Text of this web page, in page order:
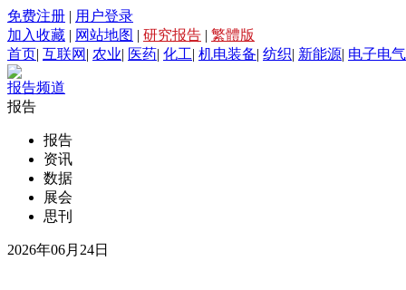
免费注册 | 用户登录
加入收藏 | 网站地图 | 研究报告 | 繁體版
首页| 互联网 | 农业| 医药| 化工| 机电装备| 纺织| 新能源| 电子电气
报告频道
报告
报告
资讯
数据
展会
思刊
2026年06月24日